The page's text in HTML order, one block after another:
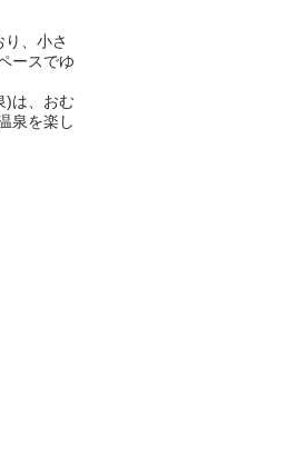
、小さ
ースでゆ
)は、おむ
泉を楽し